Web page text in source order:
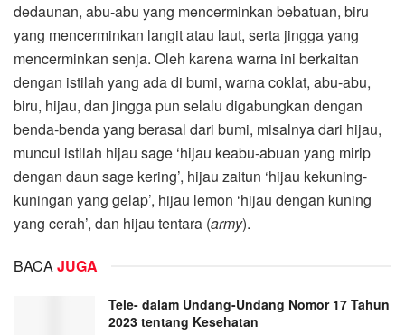
dedaunan, abu-abu yang mencerminkan bebatuan, biru
yang mencerminkan langit atau laut, serta jingga yang
mencerminkan senja. Oleh karena warna ini berkaitan
dengan istilah yang ada di bumi, warna coklat, abu-abu,
biru, hijau, dan jingga pun selalu digabungkan dengan
benda-benda yang berasal dari bumi, misalnya dari hijau,
muncul istilah hijau sage ‘hijau keabu-abuan yang mirip
dengan daun sage kering’, hijau zaitun ‘hijau kekuning-
kuningan yang gelap’, hijau lemon ‘hijau dengan kuning
yang cerah’, dan hijau tentara (army).
BACAJUGA
Tele- dalam Undang-Undang Nomor 17 Tahun
2023 tentang Kesehatan